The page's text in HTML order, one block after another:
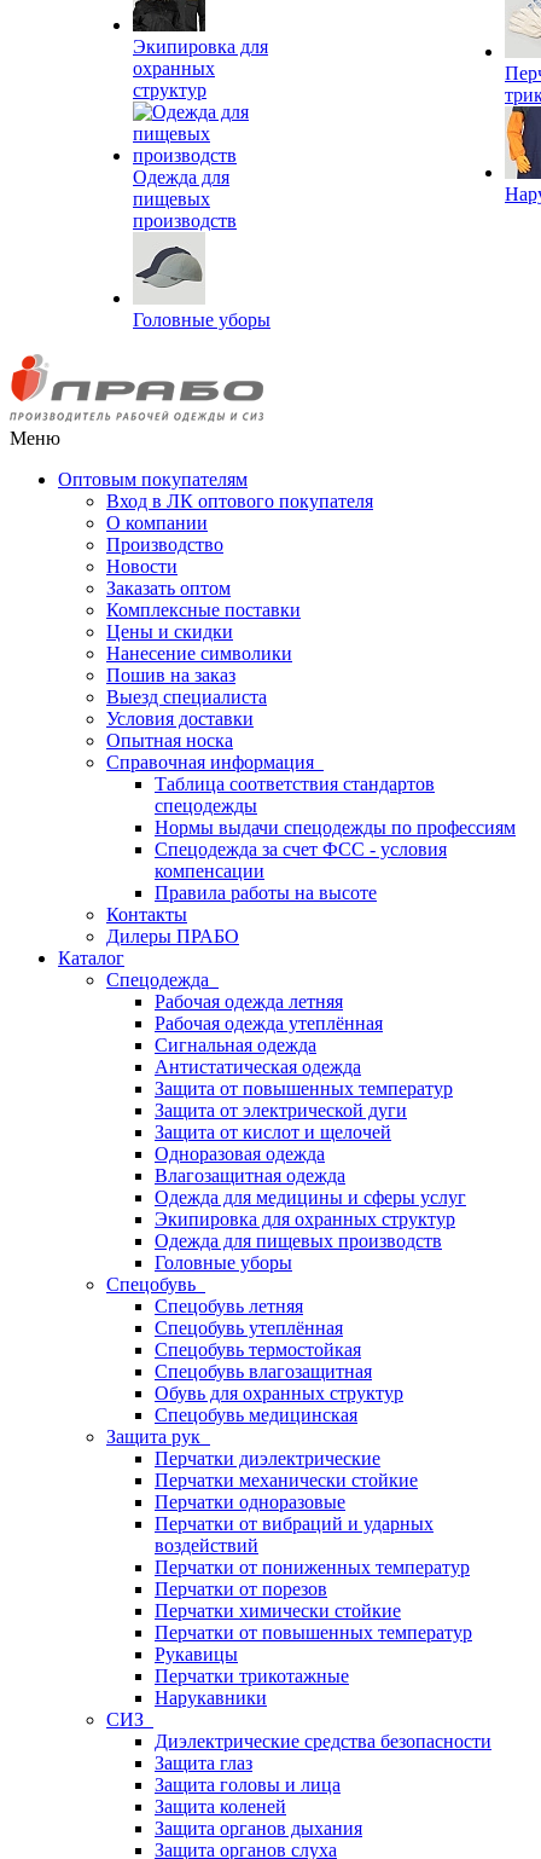
Экипировка для
охранных
структур
Одежда для
пищевых
производств
Головные уборы
Меню
Оптовым покупателям
Вход в ЛК оптового покупателя
О компании
Производство
Новости
Заказать оптом
Комплексные поставки
Цены и скидки
Нанесение символики
Пошив на заказ
Выезд специалиста
Условия доставки
Опытная носка
Справочная информация
Таблица соответствия стандартов
спецодежды
Нормы выдачи спецодежды по профессиям
Спецодежда за счет ФСС - условия
компенсации
Правила работы на высоте
Контакты
Дилеры ПРАБО
Каталог
Спецодежда
Рабочая одежда летняя
Рабочая одежда утеплённая
Сигнальная одежда
Антистатическая одежда
Защита от повышенных температур
Защита от электрической дуги
Защита от кислот и щелочей
Одноразовая одежда
Влагозащитная одежда
Одежда для медицины и сферы услуг
Экипировка для охранных структур
Одежда для пищевых производств
Головные уборы
Спецобувь
Спецобувь летняя
Спецобувь утеплённая
Спецобувь термостойкая
Спецобувь влагозащитная
Обувь для охранных структур
Спецобувь медицинская
Защита рук
Перчатки диэлектрические
Перчатки механически стойкие
Перчатки одноразовые
Перчатки от вибраций и ударных
воздействий
Перчатки от пониженных температур
Перчатки от порезов
Перчатки химически стойкие
Перчатки от повышенных температур
Рукавицы
Перчатки трикотажные
Нарукавники
СИЗ
Диэлектрические средства безопасности
Защита глаз
Защита головы и лица
Защита коленей
Защита органов дыхания
Защита органов слуха